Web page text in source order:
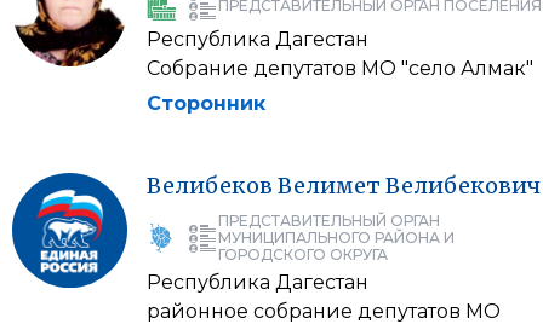
ПРЕДСТАВИТЕЛЬНЫЙ ОРГАН ПОСЕЛЕНИЯ
Республика Дагестан
Собрание депутатов МО "село Алмак"
Сторонник
Велибеков Велимет Велибекович
ПРЕДСТАВИТЕЛЬНЫЙ ОРГАН
МУНИЦИПАЛЬНОГО РАЙОНА И
ГОРОДСКОГО ОКРУГА
Республика Дагестан
районное собрание депутатов МО